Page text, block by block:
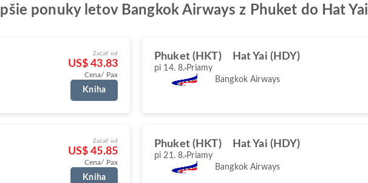
ponuky letov Bangkok Airways z Phuket do Hat Yai
Začať od
US$ 43.83
Cena/ Pax
Kniha
Phuket (HKT) Hat Yai (HDY)
pi 14. 8. Priamy
Bangkok Airways
Začať od
US$ 45.85
Cena/ Pax
Kniha
Phuket (HKT) Hat Yai (HDY)
pi 21. 8. Priamy
Bangkok Airways